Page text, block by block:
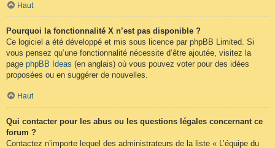
Haut
Pourquoi la fonctionnalité X n’est pas disponible ?
Ce logiciel a été développé et mis sous licence par phpBB Limited. Si
vous pensez qu’une fonctionnalité nécessite d’être ajoutée, visitez la
page phpBB Ideas (en anglais) où vous pouvez voter pour des idées
proposées ou en suggérer de nouvelles.
Haut
Qui contacter pour les abus ou les questions légales concernant ce
forum ?
Contactez n’importe lequel des administrateurs de la liste « L’équipe du